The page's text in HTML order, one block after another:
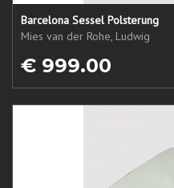
Barcelona Sessel Polsterung
Mies van der Rohe, Ludwig
€ 999.00